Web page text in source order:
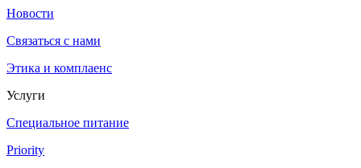
Новости
Связаться с нами
Этика и комплаенс
Услуги
Специальное питание
Priority